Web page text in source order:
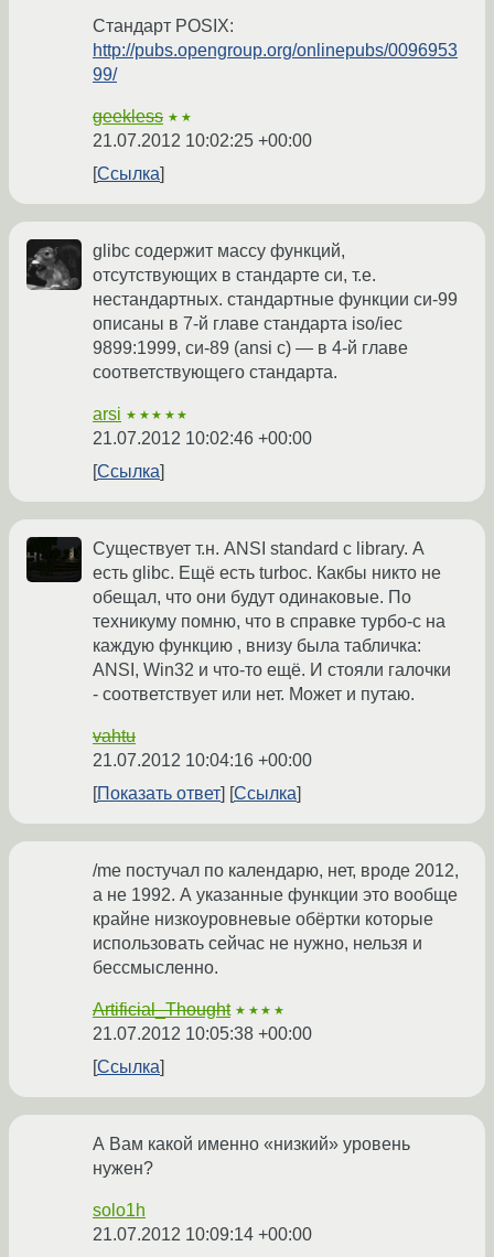
Стандарт POSIX:
http://pubs.opengroup.org/onlinepubs/0096953
99/
geekless ★★
21.07.2012 10:02:25 +00:00
Ссылка
glibc содержит массу функций,
отсутствующих в стандарте си, т.е.
нестандартных. стандартные функции си-99
описаны в 7-й главе стандарта iso/iec
9899:1999, си-89 (ansi c) — в 4-й главе
соответствующего стандарта.
arsi ★★★★★
21.07.2012 10:02:46 +00:00
Ссылка
Существует т.н. ANSI standard c library. А
есть glibc. Ещё есть turboc. Какбы никто не
обещал, что они будут одинаковые. По
техникуму помню, что в справке турбо-с на
каждую функцию , внизу была табличка:
ANSI, Win32 и что-то ещё. И стояли галочки
- соответствует или нет. Может и путаю.
vahtu
21.07.2012 10:04:16 +00:00
Показать ответ
Ссылка
/me постучал по календарю, нет, вроде 2012,
а не 1992. А указанные функции это вообще
крайне низкоуровневые обёртки которые
использовать сейчас не нужно, нельзя и
бессмысленно.
Artificial_Thought ★★★★
21.07.2012 10:05:38 +00:00
Ссылка
А Вам какой именно «низкий» уровень
нужен?
solo1h
21.07.2012 10:09:14 +00:00